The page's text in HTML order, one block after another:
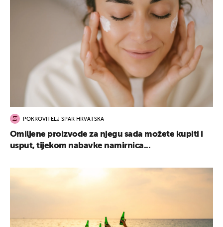
POKROVITELJ SPAR HRVATSKA
Omiljene proizvode za njegu sada možete kupiti i
usput, tijekom nabavke namirnica...